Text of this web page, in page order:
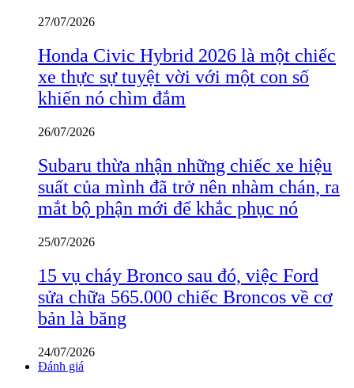
27/07/2026
Honda Civic Hybrid 2026 là một chiếc
xe thực sự tuyệt vời với một con số
khiến nó chìm đắm
26/07/2026
Subaru thừa nhận những chiếc xe hiệu
suất của mình đã trở nên nhàm chán, ra
mắt bộ phận mới để khắc phục nó
25/07/2026
15 vụ cháy Bronco sau đó, việc Ford
sửa chữa 565.000 chiếc Broncos về cơ
bản là băng
24/07/2026
Đánh giá